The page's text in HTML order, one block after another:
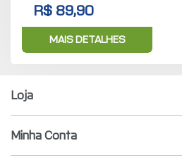
R$ 89,90
MAIS DETALHES
Loja
Minha Conta